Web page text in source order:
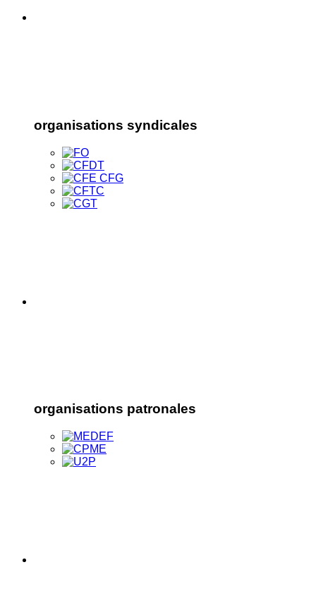
organisations syndicales
organisations patronales